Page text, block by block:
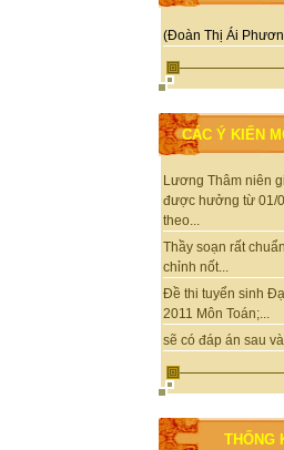
(Đoàn Thị Ái
CÁC Ý KIẾN
Lương Thâm niên
được hưởng từ 01/
theo...
Thầy soạn rất
chỉnh nốt...
Đề thi tuyển sinh
2011 Môn Toán;...
sẽ có đáp án sau
THỐNG